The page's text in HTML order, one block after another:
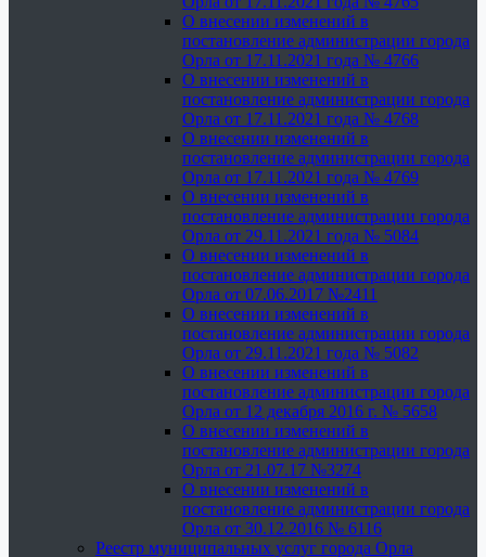
О внесении изменений в
постановление администрации города
Орла от 17.11.2021 года № 4766
О внесении изменений в
постановление администрации города
Орла от 17.11.2021 года № 4768
О внесении изменений в
постановление администрации города
Орла от 17.11.2021 года № 4769
О внесении изменений в
постановление администрации города
Орла от 29.11.2021 года № 5084
О внесении изменений в
постановление администрации города
Орла от 07.06.2017 №2411
О внесении изменений в
постановление администрации города
Орла от 29.11.2021 года № 5082
О внесении изменений в
постановление администрации города
Орла от 12 декабря 2016 г. № 5658
О внесении изменений в
постановление администрации города
Орла от 21.07.17 №3274
О внесении изменений в
постановление администрации города
Орла от 30.12.2016 № 6116
Реестр муниципальных услуг города Орла